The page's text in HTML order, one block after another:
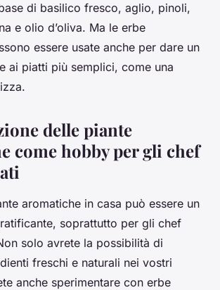
di basilico fresco, aglio, pinoli,
e olio d’oliva. Ma le erbe
essere usate anche per dare un
ai piatti più semplici, come una
delle piante
come hobby per gli chef
aromatiche in casa può essere un
soprattutto per gli chef
solo avrete la possibilità di
freschi e naturali nei vostri
anche sperimentare con erbe